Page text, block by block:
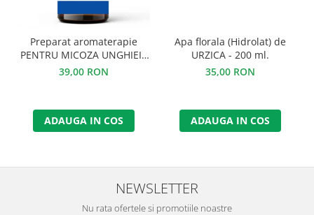
Preparat aromaterapie
PENTRU MICOZA UNGHIEI -
10 ml.
39,00 RON
ADAUGA IN COS
Apa florala (Hidrolat) de
URZICA - 200 ml.
35,00 RON
ADAUGA IN COS
NEWSLETTER
Nu rata ofertele si promotiile noastre